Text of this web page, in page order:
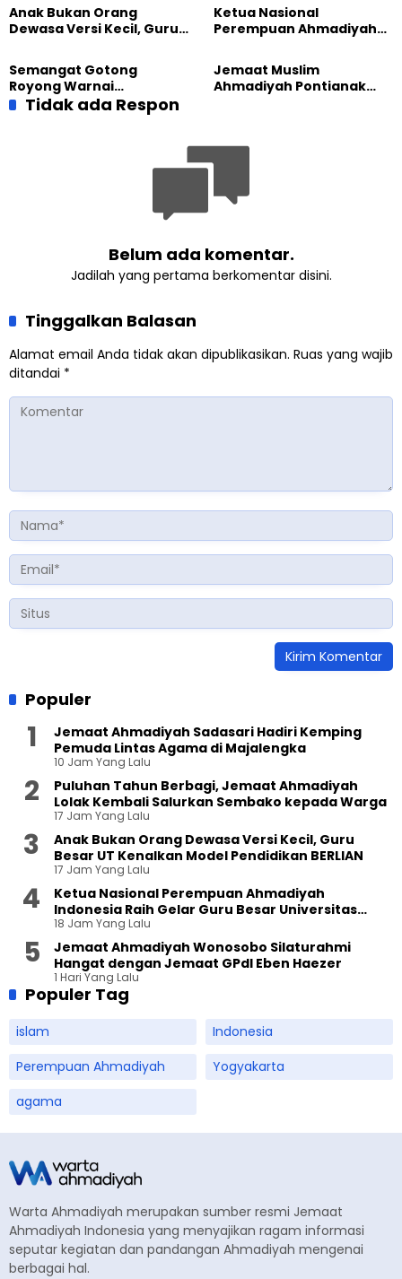
Majalengka Sembako kepada Warga
Anak Bukan Orang
Dewasa Versi Kecil, Guru
Pendidikan BERLIAN
Ketua Nasional
Perempuan Ahmadiyah
Besar Universitas
Terbuka
Semangat Gotong
Royong Warnai
Pembangunan Kembali
Jemaat Muslim
Ahmadiyah Pontianak
Tidak ada Respon
Belum ada komentar.
Jadilah yang pertama berkomentar disini.
Tinggalkan Balasan
Alamat email Anda tidak akan dipublikasikan. Ruas yang wajib
ditandai *
Populer
Jemaat Ahmadiyah Sadasari Hadiri Kemping
Pemuda Lintas Agama di Majalengka
10 Jam Yang Lalu
Puluhan Tahun Berbagi, Jemaat Ahmadiyah
Lolak Kembali Salurkan Sembako kepada Warga
17 Jam Yang Lalu
Anak Bukan Orang Dewasa Versi Kecil, Guru
Besar UT Kenalkan Model Pendidikan BERLIAN
17 Jam Yang Lalu
Ketua Nasional Perempuan Ahmadiyah
Indonesia Raih Gelar Guru Besar Universitas
Terbuka
18 Jam Yang Lalu
Jemaat Ahmadiyah Wonosobo Silaturahmi
Hangat dengan Jemaat GPdI Eben Haezer
1 Hari Yang Lalu
Populer Tag
islam
Indonesia
Perempuan Ahmadiyah
Yogyakarta
agama
Warta Ahmadiyah merupakan sumber resmi Jemaat
Ahmadiyah Indonesia yang menyajikan ragam informasi
seputar kegiatan dan pandangan Ahmadiyah mengenai
berbagai hal.